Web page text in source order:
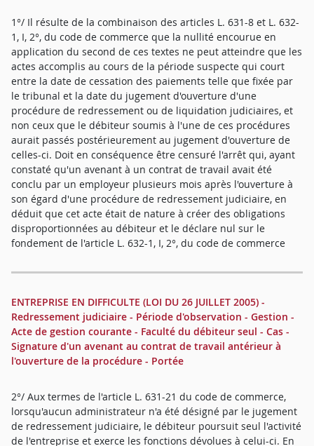
1°/ Il résulte de la combinaison des articles L. 631-8 et L. 632-
1, I, 2°, du code de commerce que la nullité encourue en
application du second de ces textes ne peut atteindre que les
actes accomplis au cours de la période suspecte qui court
entre la date de cessation des paiements telle que fixée par
le tribunal et la date du jugement d'ouverture d'une
procédure de redressement ou de liquidation judiciaires, et
non ceux que le débiteur soumis à l'une de ces procédures
aurait passés postérieurement au jugement d'ouverture de
celles-ci. Doit en conséquence être censuré l'arrêt qui, ayant
constaté qu'un avenant à un contrat de travail avait été
conclu par un employeur plusieurs mois après l'ouverture à
son égard d'une procédure de redressement judiciaire, en
déduit que cet acte était de nature à créer des obligations
disproportionnées au débiteur et le déclare nul sur le
fondement de l'article L. 632-1, I, 2°, du code de commerce
ENTREPRISE EN DIFFICULTE (LOI DU 26 JUILLET 2005) -
Redressement judiciaire - Période d'observation - Gestion -
Acte de gestion courante - Faculté du débiteur seul - Cas -
Signature d'un avenant au contrat de travail antérieur à
l'ouverture de la procédure - Portée
2°/ Aux termes de l'article L. 631-21 du code de commerce,
lorsqu'aucun administrateur n'a été désigné par le jugement
de redressement judiciaire, le débiteur poursuit seul l'activité
de l'entreprise et exerce les fonctions dévolues à celui-ci. En